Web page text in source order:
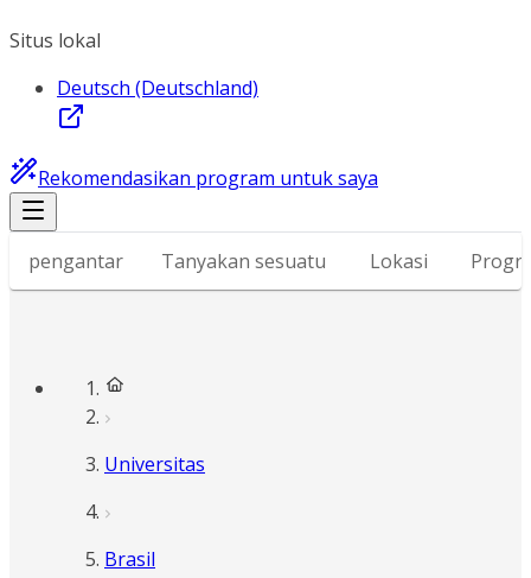
Situs lokal
Deutsch (Deutschland)
Rekomendasikan program untuk saya
pengantar Tanyakan sesuatu Lokasi
Universitas
Brasil